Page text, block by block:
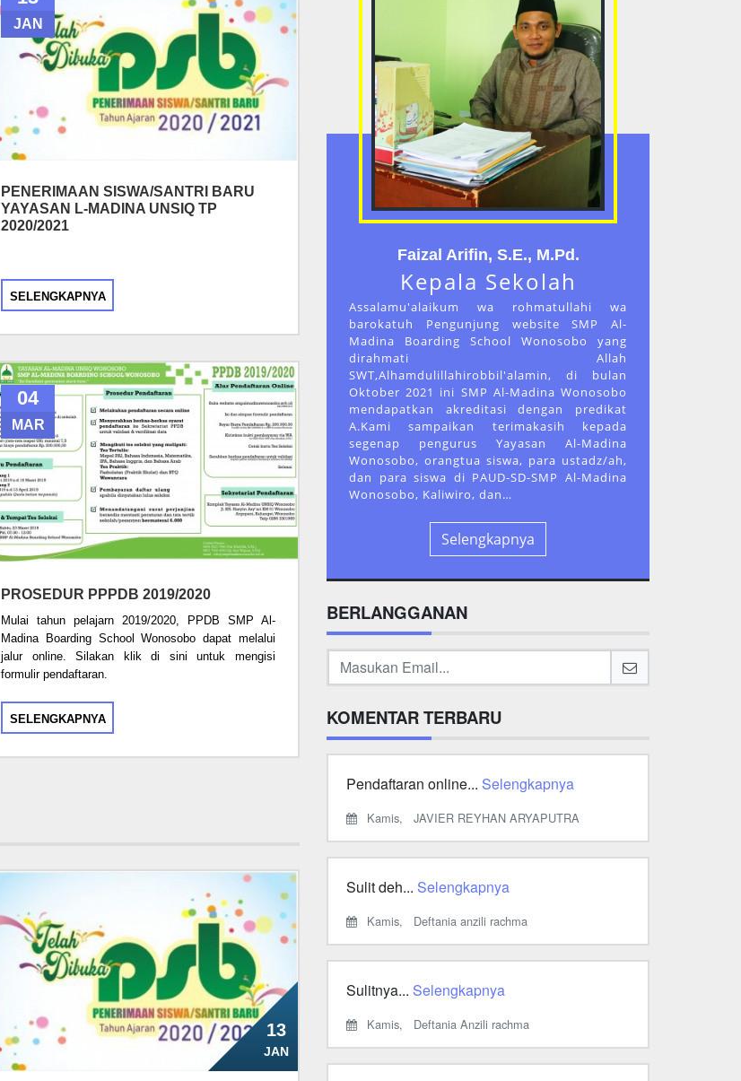
JAN
PENERIMAAN SISWA/SANTRI BARU
YAYASAN L-MADINA UNSIQ TP
2020/2021
SELENGKAPNYA
04
MAR
PROSEDUR PPPDB 2019/2020
Mulai tahun pelajarn 2019/2020, PPDB SMP Al-
Madina Boarding School Wonosobo dapat melalui
jalur online. Silakan klik di sini untuk mengisi
formulir pendaftaran.
SELENGKAPNYA
13
JAN
Faizal Arifin, S.E., M.Pd.
Kepala Sekolah
Assalamu'alaikum wa rohmatullahi wa
barokatuh Pengunjung website SMP Al-
Madina Boarding School Wonosobo yang
dirahmati Allah
SWT,Alhamdulillahirobbil'alamin, di bulan
Oktober 2021 ini SMP Al-Madina Wonosobo
mendapatkan akreditasi dengan predikat
A.Kami sampaikan terimakasih kepada
segenap pengurus Yayasan Al-Madina
Wonosobo, orangtua siswa, para ustadz/ah,
dan para siswa di PAUD-SD-SMP Al-Madina
Wonosobo, Kaliwiro, dan…
Selengkapnya
BERLANGGANAN
KOMENTAR TERBARU
Pendaftaran online... Selengkapnya
Kamis, JAVIER REYHAN ARYAPUTRA
Sulit deh... Selengkapnya
Kamis, Deftania anzili rachma
Sulitnya... Selengkapnya
Kamis, Deftania Anzili rachma